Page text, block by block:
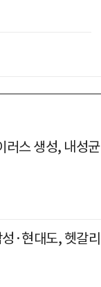
러스 생성, 내성균
·현대도, 헷갈리